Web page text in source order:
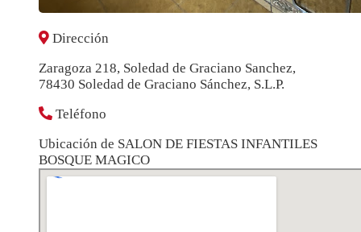
Dirección
Zaragoza 218, Soledad de Graciano Sanchez,
78430 Soledad de Graciano Sánchez, S.L.P.
Teléfono
Ubicación de SALON DE FIESTAS INFANTILES
BOSQUE MAGICO